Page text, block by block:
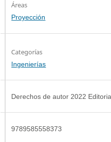
Proyección
Categorías
Ingenierías
Derechos de autor 2022
9789585558373